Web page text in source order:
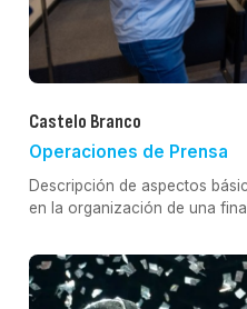
Castelo Branco
Operaciones de Prensa
Descripción de aspectos
en la organización de una